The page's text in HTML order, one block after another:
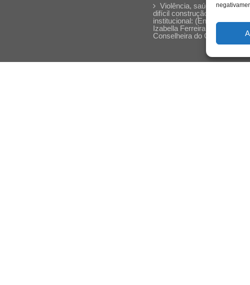
Violência, saúde mental e a
difícil construção do
institucional: (En)cena
Izabella Ferreira dos Santos,
Conselheira do CRP-23